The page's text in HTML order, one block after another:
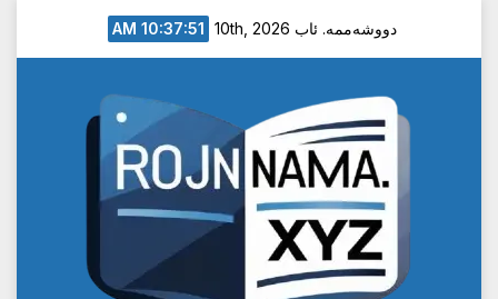
دووشەممە. ئاب 10th, 2026 10:37:52 AM